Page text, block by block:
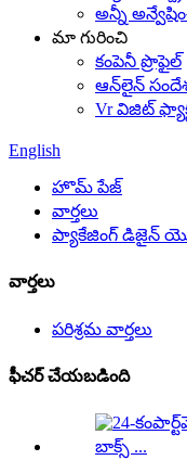
అన్నీ
మా గురించి
కంపెనీ ప్రొఫైల్
ఆన్‌లైన్
Vr విజిట్
English
హొమ్ పేజ్
వార్తలు
ప్యాకేజింగ్ డిజైన్
వార్తలు
పరిశ్రమ వార్తలు
ఫీచర్ చేయబడింది